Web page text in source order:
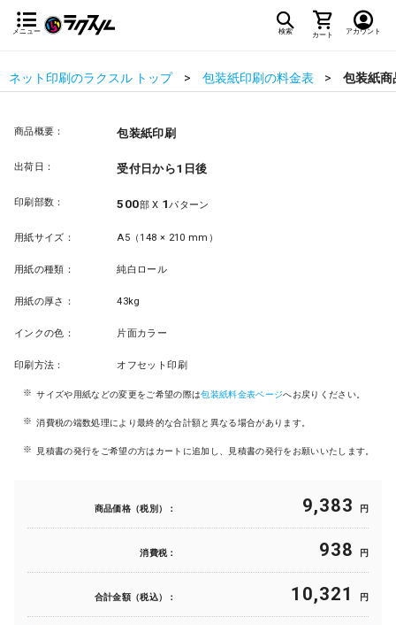
メニュー 検索 カート アカウント
ネット印刷のラクスル トップ 包装紙印刷の料金表 包装紙商
商品概要： 包装紙印刷
出荷日： 受付日から1日後
印刷部数： 500部 X 1パターン
用紙サイズ： A5（148 × 210 mm）
用紙の種類： 純白ロール
用紙の厚さ： 43kg
インクの色： 片面カラー
印刷方法： オフセット印刷
サイズや用紙などの変更をご希望の際は包装紙料金表ページへお戻りください。
消費税の端数処理により最終的な合計額と異なる場合があります。
見積書の発行をご希望の方はカートに追加し、見積書の発行をお願いいたします。
商品価格（税別）： 9,383 円
消費税： 938 円
合計金額（税込）： 10,321 円